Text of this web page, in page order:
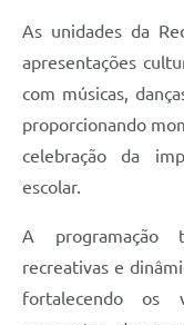
As unidades da
apresentações
com músicas,
proporcionando
celebração da
escolar.
A programação
recreativas e
fortalecendo os